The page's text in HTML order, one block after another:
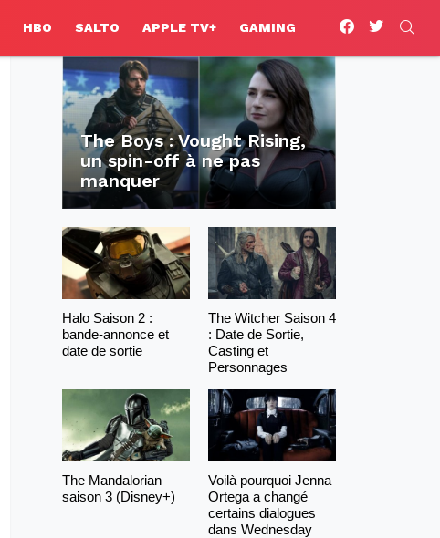
HBO SALTO APPLE TV+ GAMING
facebooktwitter
The Boys : Vought Rising,
un spin-off à ne pas
manquer
Halo Saison 2 :
bande-annonce et
date de sortie
The Witcher Saison 4
: Date de Sortie,
Casting et
Personnages
The Mandalorian
saison 3 (Disney+)
Voilà pourquoi Jenna
Ortega a changé
certains dialogues
dans Wednesday